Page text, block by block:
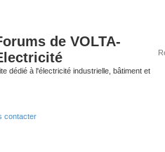
de VOLTA-
dédié à l'électricité industrielle, bâtiment et
contacter